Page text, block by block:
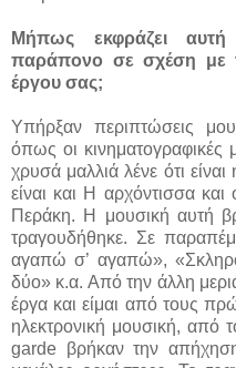
Μήπως εκφράζει
παράπονο σε σχέση με
έργου σας;
Υπήρξαν περιπτώσεις
όπως οι
χρυσά μαλλιά λένε ότι
είναι και Η αρχόντισσα και
Περάκη. Η μουσική αυτή
τραγουδήθηκε. Σε
αγαπώ σ’ αγαπώ»,
δύο» κ.α. Από την άλλη
έργα και είμαι από τους
ηλεκτρονική μουσική, από
garde βρήκαν την